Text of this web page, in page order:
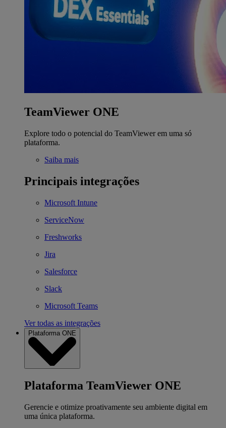
TeamViewer ONE
Explore todo o potencial do TeamViewer em uma só
plataforma.
Saiba mais
Principais integrações
Microsoft Intune
ServiceNow
Freshworks
Jira
Salesforce
Slack
Microsoft Teams
Ver todas as integrações
Plataforma ONE
Plataforma TeamViewer ONE
Gerencie e otimize proativamente seu ambiente digital em
uma única plataforma.